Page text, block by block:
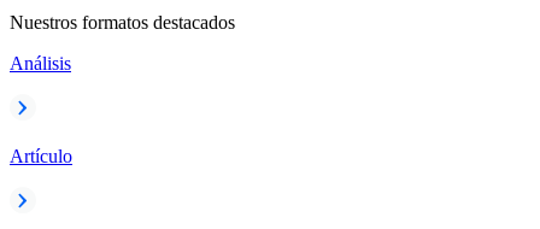
Nuestros formatos destacados
Análisis
Artículo